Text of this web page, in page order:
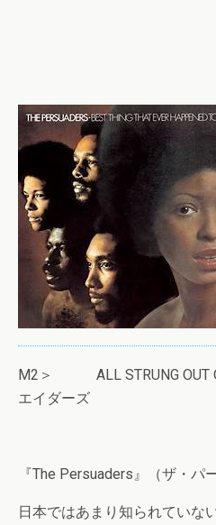
M2＞ ALL STRUNG
エイダーズ
『The Persuaders』（ザ・パ
日本ではあまり知られていな